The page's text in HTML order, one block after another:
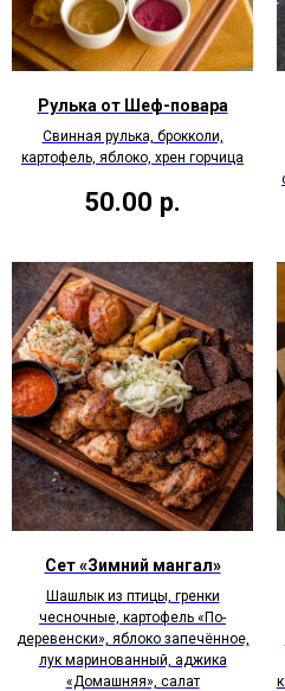
Рулька от Шеф-повара
Свинная рулька, брокколи,
картофель, яблоко, хрен горчица
50.00 р.
Сет «Зимний мангал»
Шашлык из птицы, гренки
чесночные, картофель «По-
деревенски», яблоко запечённое,
лук маринованный, аджика
«Домашняя», салат